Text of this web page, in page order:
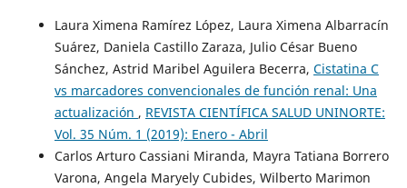
Laura Ximena Ramírez López, Laura Ximena Albarracín
Suárez, Daniela Castillo Zaraza, Julio César Bueno
Sánchez, Astrid Maribel Aguilera Becerra, Cistatina C
vs marcadores convencionales de función renal: Una
actualización , REVISTA CIENTÍFICA SALUD UNINORTE:
Vol. 35 Núm. 1 (2019): Enero - Abril
Carlos Arturo Cassiani Miranda, Mayra Tatiana Borrero
Varona, Angela Maryely Cubides, Wilberto Marimon